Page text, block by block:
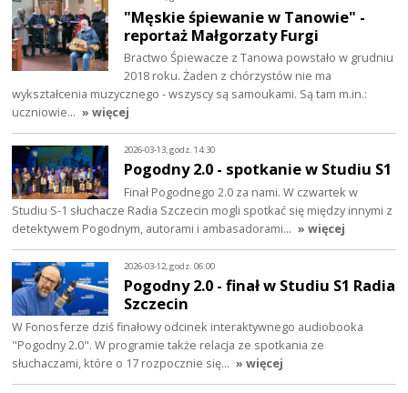
"Męskie śpiewanie w Tanowie" -
reportaż Małgorzaty Furgi
Bractwo Śpiewacze z Tanowa powstało w grudniu
2018 roku. Żaden z chórzystów nie ma
wykształcenia muzycznego - wszyscy są samoukami. Są tam m.in.:
uczniowie… » więcej
2026-03-13, godz. 14:30
Pogodny 2.0 - spotkanie w Studiu S1
Finał Pogodnego 2.0 za nami. W czwartek w
Studiu S-1 słuchacze Radia Szczecin mogli spotkać się między innymi z
detektywem Pogodnym, autorami i ambasadorami… » więcej
2026-03-12, godz. 06:00
Pogodny 2.0 - finał w Studiu S1 Radia
Szczecin
W Fonosferze dziś finałowy odcinek interaktywnego audiobooka
"Pogodny 2.0". W programie także relacja ze spotkania ze
słuchaczami, które o 17 rozpocznie się… » więcej